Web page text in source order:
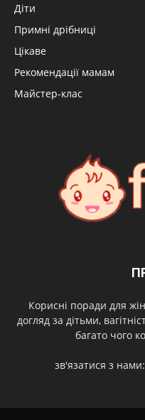
Діти
Примні дрібниці
Цікаве
Рекомендації мамам
Майстер-клас
Корисні поради для
догляд за дітьми,
багато чого
зв'язатися з нами: